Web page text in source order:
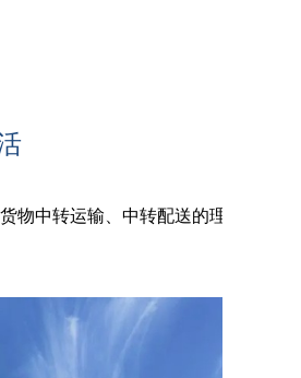
物中转运输、中转配送的理想